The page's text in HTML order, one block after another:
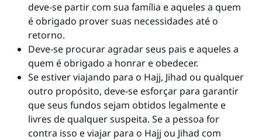
deve-se partir com sua família e aqueles a quem
é obrigado prover suas necessidades até o
retorno.
Deve-se procurar agradar seus pais e aqueles a
quem é obrigado a honrar e obedecer.
Se estiver viajando para o Hajj, Jihad ou qualquer
outro propósito, deve-se esforçar para garantir
que seus fundos sejam obtidos legalmente e
livres de qualquer suspeita. Se a pessoa for
contra isso e viajar para o Hajj ou Jihad com